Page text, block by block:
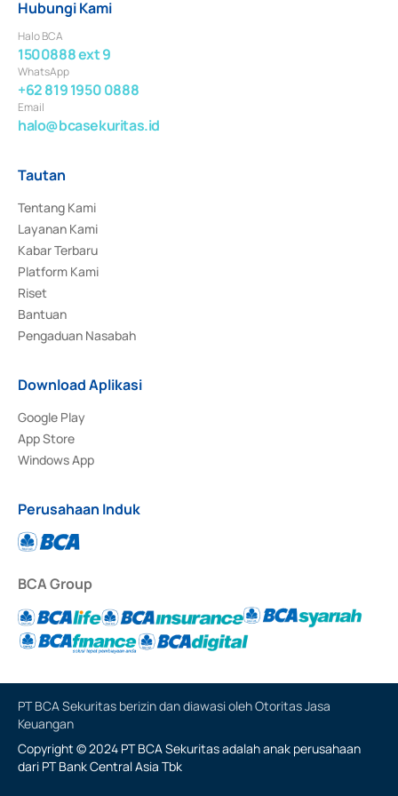
Hubungi Kami
Halo BCA
1500888 ext 9
WhatsApp
+62 819 1950 0888
Email
halo@bcasekuritas.id
Tautan
Tentang Kami
Layanan Kami
Kabar Terbaru
Platform Kami
Riset
Bantuan
Pengaduan Nasabah
Download Aplikasi
Google Play
App Store
Windows App
Perusahaan Induk
BCA Group
PT BCA Sekuritas berizin dan diawasi oleh Otoritas Jasa
Keuangan
Copyright © 2024 PT BCA Sekuritas adalah anak perusahaan
dari PT Bank Central Asia Tbk